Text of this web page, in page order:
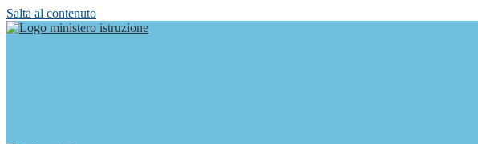
Salta al contenuto